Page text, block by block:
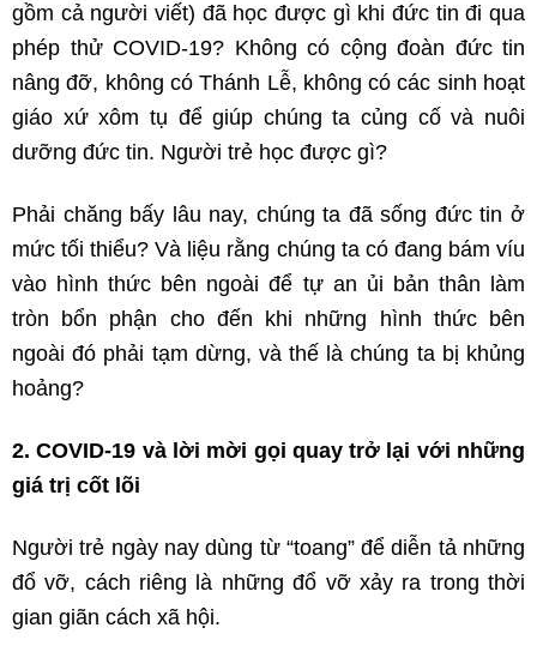
gồm cả người viết) đã học được gì khi đức tin đi qua
phép thử COVID-19? Không có cộng đoàn đức tin
nâng đỡ, không có Thánh Lễ, không có các sinh hoạt
giáo xứ xôm tụ để giúp chúng ta củng cố và nuôi
dưỡng đức tin. Người trẻ học được gì?
Phải chăng bấy lâu nay, chúng ta đã sống đức tin ở
mức tối thiểu? Và liệu rằng chúng ta có đang bám víu
vào hình thức bên ngoài để tự an ủi bản thân làm
tròn bổn phận cho đến khi những hình thức bên
ngoài đó phải tạm dừng, và thế là chúng ta bị khủng
hoảng?
2. COVID-19 và lời mời gọi quay trở lại với những
giá trị cốt lõi
Người trẻ ngày nay dùng từ “toang” để diễn tả những
đổ vỡ, cách riêng là những đổ vỡ xảy ra trong thời
gian giãn cách xã hội.